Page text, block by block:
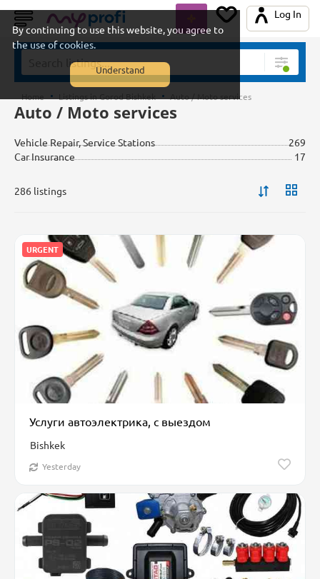
By continuing to use this website, you agree to
the use of cookies.
Understand
Log In
Auto / Moto services
Auto / Moto services
Vehicle Repair, Service Stations
269
Car Insurance
17
286 listings
URGENT
Услуги автоэлектрика, с выездом
Bishkek
Yesterday